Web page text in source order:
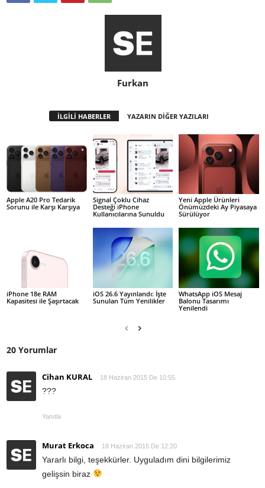
Furkan
İLGİLİ HABERLER YAZARIN DİĞER YAZILARI
Apple A20 Pro Tedarik
Sorunu ile Karşı Karşıya
Signal Çoklu Cihaz
Desteği iPhone
Kullanıcılarına Sunuldu
Yeni Apple Ürünleri
Önümüzdeki Ay Piyasaya
Sürülüyor
iPhone 18e RAM
Kapasitesi ile Şaşırtacak
iOS 26.6 Yayınlandı: İşte
Sunulan Tüm Yenilikler
WhatsApp iOS Mesaj
Balonu Tasarımı
Yenilendi
20 Yorumlar
Cihan KURAL 18 Haziran 2015 De 10:55
???
Yanıtla
Murat Erkoca 18 Haziran 2015 De 12:20
Yararlı bilgi, teşekkürler. Uyguladım dini bilgilerimiz
gelişsin biraz